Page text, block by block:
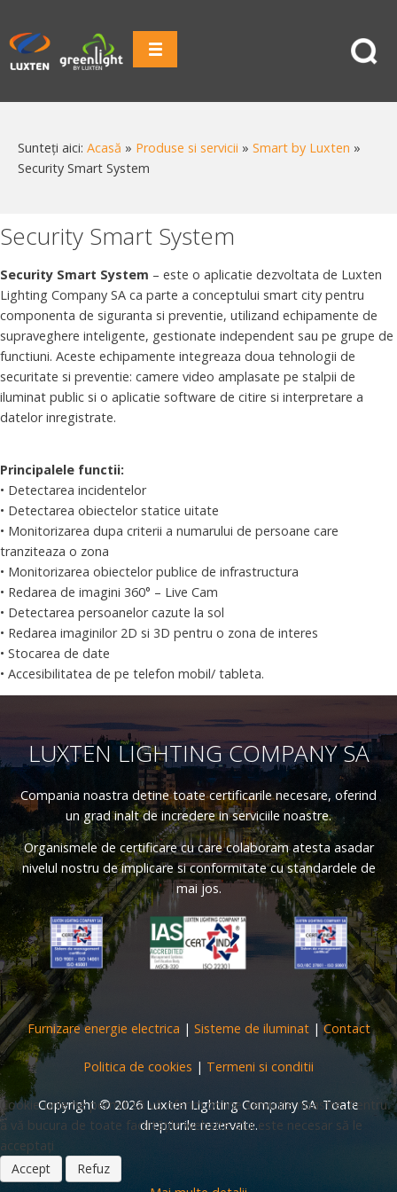
Sunteți aici: Acasă » Produse si servicii » Smart by Luxten »
Security Smart System
Security Smart System
Security Smart System – este o aplicatie dezvoltata de Luxten
Lighting Company SA ca parte a conceptului smart city pentru
componenta de siguranta si preventie, utilizand echipamente de
supraveghere inteligente, gestionate independent sau pe grupe de
functiuni. Aceste echipamente integreaza doua tehnologii de
securitate si preventie: camere video amplasate pe stalpii de
iluminat public si o aplicatie software de citire si interpretare a
datelor inregistrate.
Principalele functii:
• Detectarea incidentelor
• Detectarea obiectelor statice uitate
• Monitorizarea dupa criterii a numarului de persoane care
tranziteaza o zona
• Monitorizarea obiectelor publice de infrastructura
• Redarea de imagini 360° – Live Cam
• Detectarea persoanelor cazute la sol
• Redarea imaginilor 2D si 3D pentru o zona de interes
• Stocarea de date
• Accesibilitatea de pe telefon mobil/ tableta.
LUXTEN LIGHTING COMPANY SA
Compania noastra detine toate certificarile necesare, oferind
un grad inalt de incredere in serviciile noastre.
Organismele de certificare cu care colaboram atesta asadar
nivelul nostru de implicare si conformitate cu standardele de
mai jos.
Furnizare energie electrica | Sisteme de iluminat|Contact
Politica de cookies | Termeni si conditii
Copyright © 2026 Luxten Lighting Company SA. Toate
drepturile rezervate.
Cookie-urile ne permit să vă oferim online serviciile noastre. Pentru
a vă bucura de toate facilitățile website-ului este necesar să le
acceptați
Accept
Refuz